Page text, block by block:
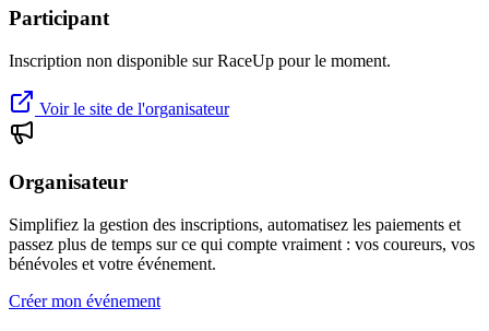
Participant
Inscription non disponible sur RaceUp pour le moment.
Voir le site de l'organisateur
Organisateur
Simplifiez la gestion des inscriptions, automatisez les paiements et
passez plus de temps sur ce qui compte vraiment : vos coureurs, vos
bénévoles et votre événement.
Créer mon événement